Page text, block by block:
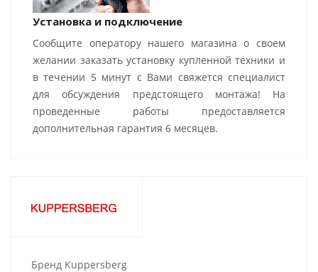
Установка и подключение
Сообщите оператору нашего магазина о своем
желании заказать установку купленной техники и
в течении 5 минут с Вами свяжется специалист
для обсуждения предстоящего монтажа! На
проведенные работы предоставляется
дополнительная гарантия 6 месяцев.
Бренд Kuppersberg